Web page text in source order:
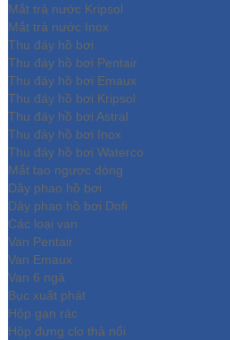
Mắt trả nước Kripsol
Mắt trả nước Inox
Thu đáy hồ bơi
Thu đáy hồ bơi Pentair
Thu đáy hồ bơi Emaux
Thu đáy hồ bơi Kripsol
Thu đáy hồ bơi Astral
Thu đáy hồ bơi Inox
Thu đáy hồ bơi Waterco
Mắt tạo ngược dòng
Dây phao hồ bơi
Dây phao hồ bơi Dofi
Các loại van
Van Pentair
Van Emaux
Van 6 ngả
Bục xuất phát
Hộp gạn rác
Hộp đựng clo thả nổi